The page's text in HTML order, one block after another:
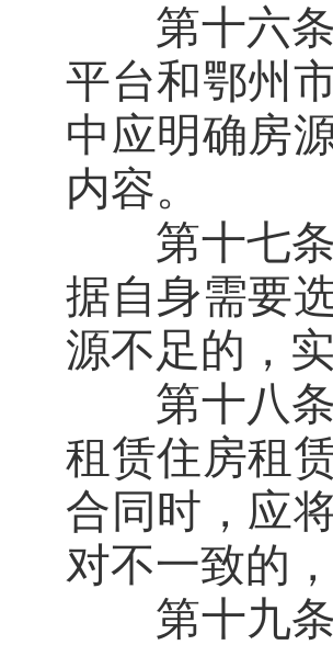
第十六条
平台和鄂州
中应明确房
内容。
第十七条
据自身需要
源不足的，
第十八条
租赁住房租
合同时，应
对不一致的
第十九条